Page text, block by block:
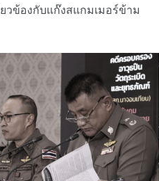
วข้องกับแก๊งสแกมเมอร์ข้าม